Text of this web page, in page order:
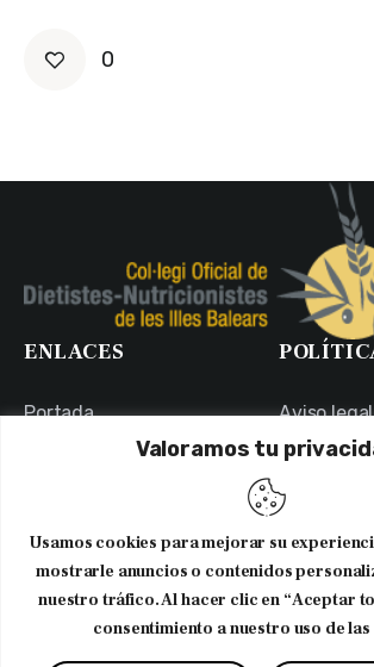
Valoramos tu
Usamos cookies para mejorar su
mostrarle anuncios o contenidos
nuestro tráfico. Al hacer clic en “Aceptar
consentimiento a nuestro uso de
0
ENLACES
Portada
Portal de Transparencia
Usuarios
Aviso legal
Política
Política de
Canal
NEWSLETTER
Suscribirme al newsletter